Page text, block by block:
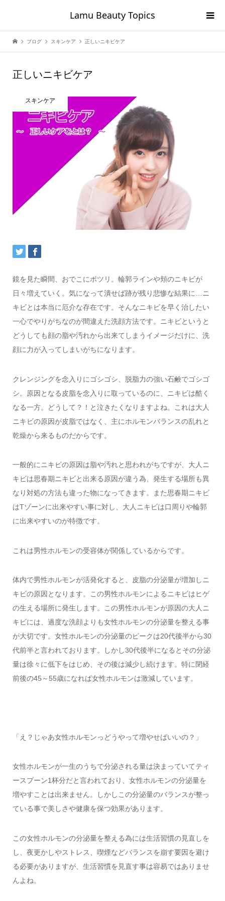
Lamu Beauty Topics
ブログ スキンケア 正しいニキビケア
正しいニキビケア
スキンケア
鏡を見た瞬間、おでこにポツリ。輪郭ラインや頬のニキビが
日々増えていく。気になって潰せば跡が残り悲惨な結果に…ニ
キビとは本当に厄介な存在です。そんなニキビを早く治したい
一心でやりがちなのが間違えた洗顔方法です。ニキビというと
どうしても顔の脂や汚れから出来てしまうイメージだけに、洗
顔に力が入ってしまいがちになります。
クレンジングを念入りにゴシゴシ、脱脂力の強い石鹸でゴシゴ
シ。原因となる皮脂を念入りに取っているのに、ニキビは酷く
なる一方。どうして？！と泣きたくなりますよね。これは大人
ニキビの原因が皮脂ではなく、主にホルモンバランスの乱れと
乾燥から来るものだからです。
一般的にニキビの原因は脂や汚れと思われがちですが、大人ニ
キビは思春期ニキビと出来る原因が違う為、発生する場所も異
なり対処の方法も違った物になってきます。また思春期ニキビ
はTゾーンに出来やすい事に対し、大人ニキビは口周りや輪郭
に出来やすいのが特徴です。
これは男性ホルモンの受容体が関係しているからです。
体内で男性ホルモンが活発化すると、皮脂の分泌量が増加しニ
キビの原因となります。この男性ホルモンによるニキビはヒゲ
の生える場所に発生します。この男性ホルモンが原因の大人ニ
キビには、過度な洗顔よりも女性ホルモンの分泌量を整える事
が大切です。女性ホルモンの分泌量のピークは20代後半から30
代前半と言われております。しかし30代後半になるとその分泌
量は徐々に低下をはじめ、その後は減少し続けます。特に閉経
前後の45～55歳になれば女性ホルモンは激減しています。
「え？じゃあ女性ホルモンっどうやって増やせばいいの？」
女性ホルモンが一生のうちで分泌される量は決まっていてティ
ースプーン1杯分だと言われており、女性ホルモンの分泌量を
増やすことは出来ません。しかしこの分泌量のバランスが整っ
ている事で美しさや健康を保つ効果があります。
この女性ホルモンの分泌量を整える為には生活習慣の見直しを
し、夜更かしやストレス、喫煙などバランスを崩す要因を避け
る必要がありますが、生活習慣を見直す事は容易ではありませ
んよね。